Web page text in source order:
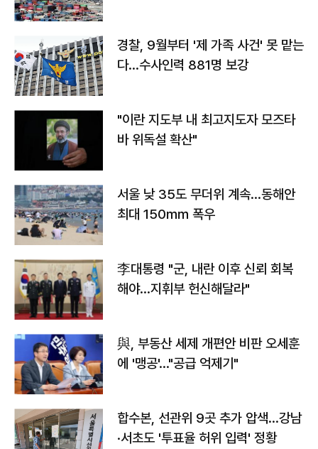
경찰, 9월부터 '제 가족 사건' 못 맡는
다…수사인력 881명 보강
"이란 지도부 내 최고지도자 모즈타
바 위독설 확산"
서울 낮 35도 무더위 계속…동해안
최대 150㎜ 폭우
李대통령 "군, 내란 이후 신뢰 회복
해야…지휘부 헌신해달라"
與, 부동산 세제 개편안 비판 오세훈
에 '맹공'…"공급 억제기"
합수본, 선관위 9곳 추가 압색…강남
·서초도 '투표율 허위 입력' 정황